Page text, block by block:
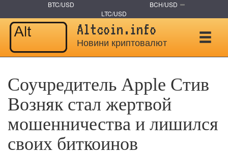
BTC/USD
BCH/USD
LTC/USD
Altcoin.info
Новини криптовалют
Соучредитель Apple Стив
Возняк стал жертвой
мошенничества и лишился
своих биткоинов